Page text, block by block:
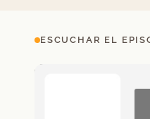
ESCUCHAR EL